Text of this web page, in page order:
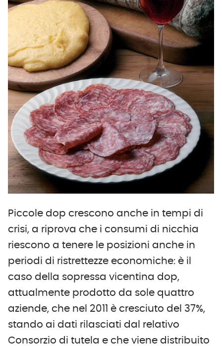
Piccole dop crescono anche in tempi di
crisi, a riprova che i consumi di nicchia
riescono a tenere le posizioni anche in
periodi di ristrettezze economiche: è il
caso della sopressa vicentina dop,
attualmente prodotto da sole quattro
aziende, che nel 2011 è cresciuto del 37%,
stando ai dati rilasciati dal relativo
Consorzio di tutela e che viene distribuito